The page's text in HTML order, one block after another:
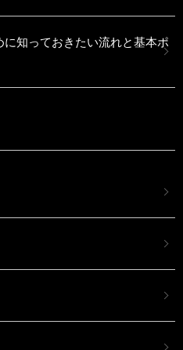
知っておきたい流れと基本ポ